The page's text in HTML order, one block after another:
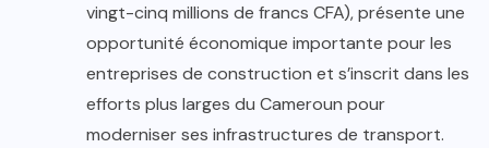
vingt-cinq millions de francs CFA), présente une
opportunité économique importante pour les
entreprises de construction et s’inscrit dans les
efforts plus larges du Cameroun pour
moderniser ses infrastructures de transport.